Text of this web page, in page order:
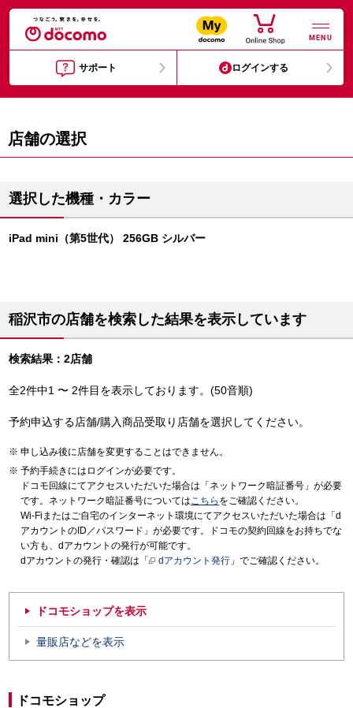
MENU
サポート ログインする
店舗の選択
選択した機種・カラー
iPad mini（第5世代） 256GB シルバー
稲沢市の店舗を検索した結果を表示しています
検索結果：2店舗
全2件中1 〜 2件目を表示しております。(50音順)
予約申込する店舗/購入商品受取り店舗を選択してください。
申し込み後に店舗を変更することはできません。
予約手続きにはログインが必要です。
ドコモ回線にてアクセスいただいた場合は「ネットワーク暗証番号」が必要
です。ネットワーク暗証番号についてはこちら をご確認ください。
Wi-Fiまたはご自宅のインターネット環境にてアクセスいただいた場合は「d
アカウントのID／パスワード」が必要です。ドコモの契約回線をお持ちでな
い方も、dアカウントの発行が可能です。
dアカウントの発行・確認は「
dアカウント発行 」でご確認ください。
ドコモショップを表示
量販店などを表示
ドコモショップ